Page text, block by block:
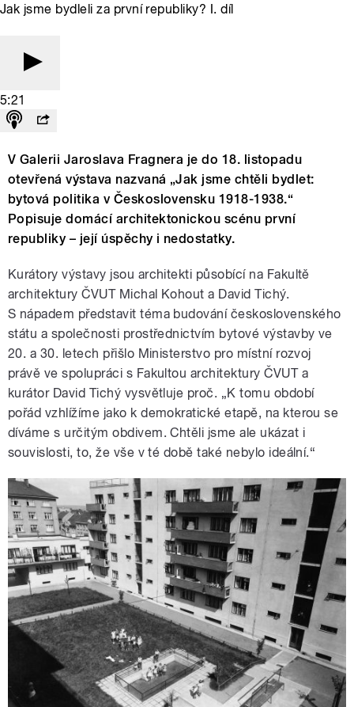
Jak jsme bydleli za první republiky? I. díl
5:21
V Galerii Jaroslava Fragnera je do 18. listopadu
otevřená výstava nazvaná „Jak jsme chtěli bydlet:
bytová politika v Československu 1918-1938.“
Popisuje domácí architektonickou scénu první
republiky – její úspěchy i nedostatky.
Kurátory výstavy jsou architekti působící na Fakultě
architektury ČVUT Michal Kohout a David Tichý.
S nápadem představit téma budování československého
státu a společnosti prostřednictvím bytové výstavby ve
20. a 30. letech přišlo Ministerstvo pro místní rozvoj
právě ve spolupráci s Fakultou architektury ČVUT a
kurátor David Tichý vysvětluje proč. „K tomu období
pořád vzhlížíme jako k demokratické etapě, na kterou se
díváme s určitým obdivem. Chtěli jsme ale ukázat i
souvislosti, to, že vše v té době také nebylo ideální.“